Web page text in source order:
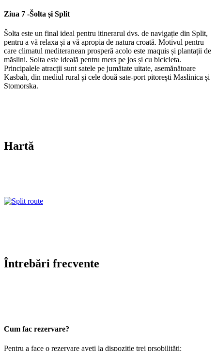
Ziua 7 -Šolta și Split
Šolta este un final ideal pentru itinerarul dvs. de navigație din Split,
pentru a vă relaxa și a vă apropia de natura croată. Motivul pentru
care climatul mediteranean prosperă acolo este maquis și plantații de
măslini. Solta este ideală pentru mers pe jos și cu bicicleta.
Principalele atracții sunt satele pe jumătate uitate, asemănătoare
Kasbah, din mediul rural și cele două sate-port pitorești Maslinica și
Stomorska.
Hartă
Întrebări frecvente
Cum fac rezervare?
Pentru a face o rezervare aveți la dispoziție trei prsobilități: